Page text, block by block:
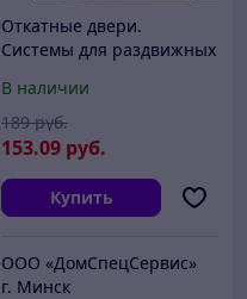
Откатные двери.
Системы для раздвижных
В наличии
153.09 руб.
189 руб.
Купить
ООО «ДомCпецCервис»
г. Минск